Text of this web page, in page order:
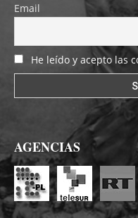
Email
He leído y acepto las
AGENCIAS